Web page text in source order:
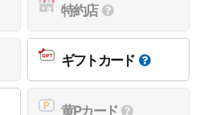
特約店
ギフトカード
黄Pカード